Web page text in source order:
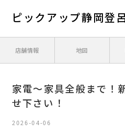
ピックアップ静岡登
店舗情報 地図
家電～家具全般まで！
せ下さい！
2026-04-06